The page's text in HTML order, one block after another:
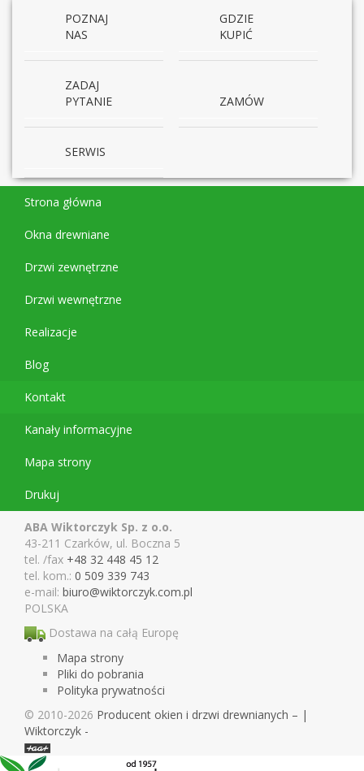
POZNAJ
NAS
GDZIE
KUPIĆ
ZADAJ
PYTANIE
ZAMÓW
SERWIS
Strona główna
Okna drewniane
Drzwi zewnętrzne
Drzwi wewnętrzne
Realizacje
Blog
Kontakt
Kanały informacyjne
Mapa strony
Drukuj
ABA Wiktorczyk Sp. z o.o.
43-211 Czarków, ul. Boczna 5
tel. /fax +48 32 448 45 12
tel. kom.: 0 509 339 743
e-mail: biuro@wiktorczyk.com.pl
POLSKA
Dostawa na całą Europę
Mapa strony
Pliki do pobrania
Polityka prywatności
© 2010-2026 Pro­du­cent okien i drzwi drewnianych – |
Wiktorczyk -